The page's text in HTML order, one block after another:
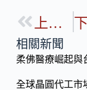
上一篇
相關新聞
柔佛醫療崛起與
全球晶圓代工市